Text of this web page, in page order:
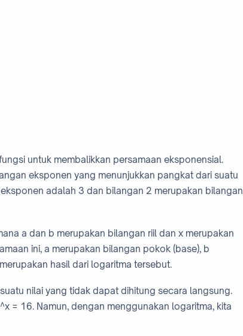
untuk membalikkan persamaan eksponensial.
eksponen yang menunjukkan pangkat dari suatu
adalah 3 dan bilangan 2 merupakan bilangan
a dan b merupakan bilangan riil dan x merupakan
ini, a merupakan bilangan pokok (base), b
hasil dari logaritma tersebut.
nilai yang tidak dapat dihitung secara langsung.
= 16. Namun, dengan menggunakan logaritma, kita